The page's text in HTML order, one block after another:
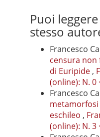
Puoi
stesso
Francesco
censura non
di Euripide,
(online): N. 0
Francesco
eschileo ,
(online): N. 3